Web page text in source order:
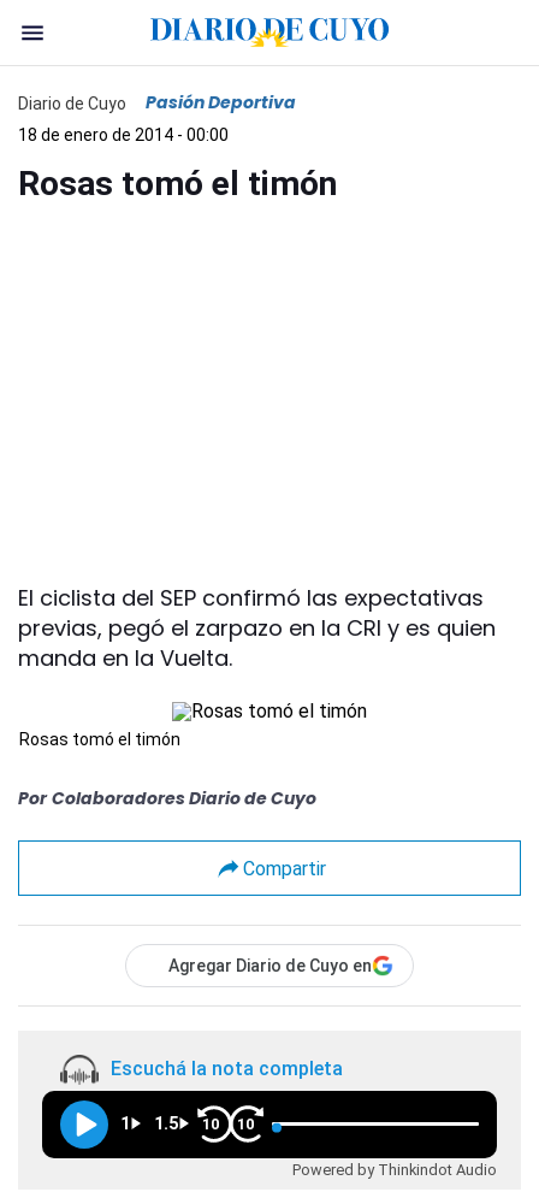
Diario de Cuyo Pasión Deportiva
18 de enero de 2014 - 00:00
Rosas tomó el timón
El ciclista del SEP confirmó las expectativas
previas, pegó el zarpazo en la CRI y es quien
manda en la Vuelta.
Rosas tomó el timón
Por Colaboradores Diario de Cuyo
Compartir
Agregar Diario de Cuyo en
Escuchá la nota completa
1 1.5 10 10
Powered by Thinkindot Audio